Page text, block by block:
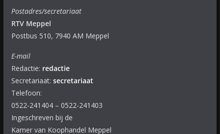
Postadres/secretariaat
RTV Meppel
Postbus 510, 7940 AM Meppel
E-mail
Redactie: redactie
Secretariaat: secretariaat
Telefoon:
0522-241404 – 0522-241403
Ingeschreven bij de
Kamer van Koophandel Meppel